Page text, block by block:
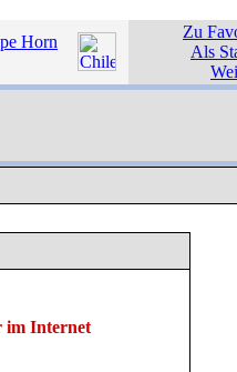
Horn
Zu
Als
im Internet